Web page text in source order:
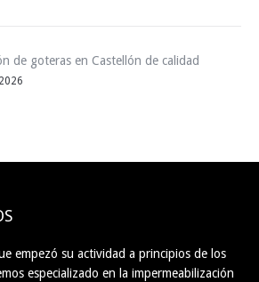
de goteras en Castellón de calidad
empezó su actividad a principios de los
especializado en la impermeabilización